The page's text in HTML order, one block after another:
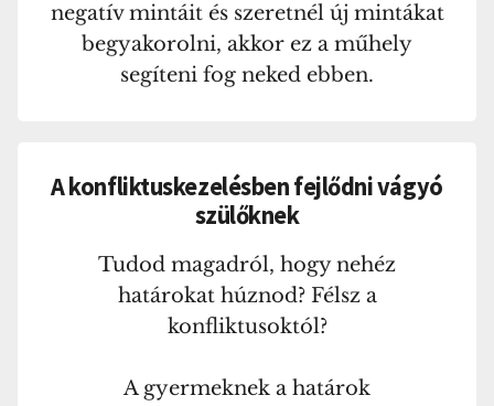
negatív mintáit és szeretnél új mintákat
begyakorolni, akkor ez a műhely
segíteni fog neked ebben.
A konfliktuskezelésben fejlődni vágyó
szülőknek
Tudod magadról, hogy nehéz
határokat húznod? Félsz a
konfliktusoktól?
A gyermeknek a határok